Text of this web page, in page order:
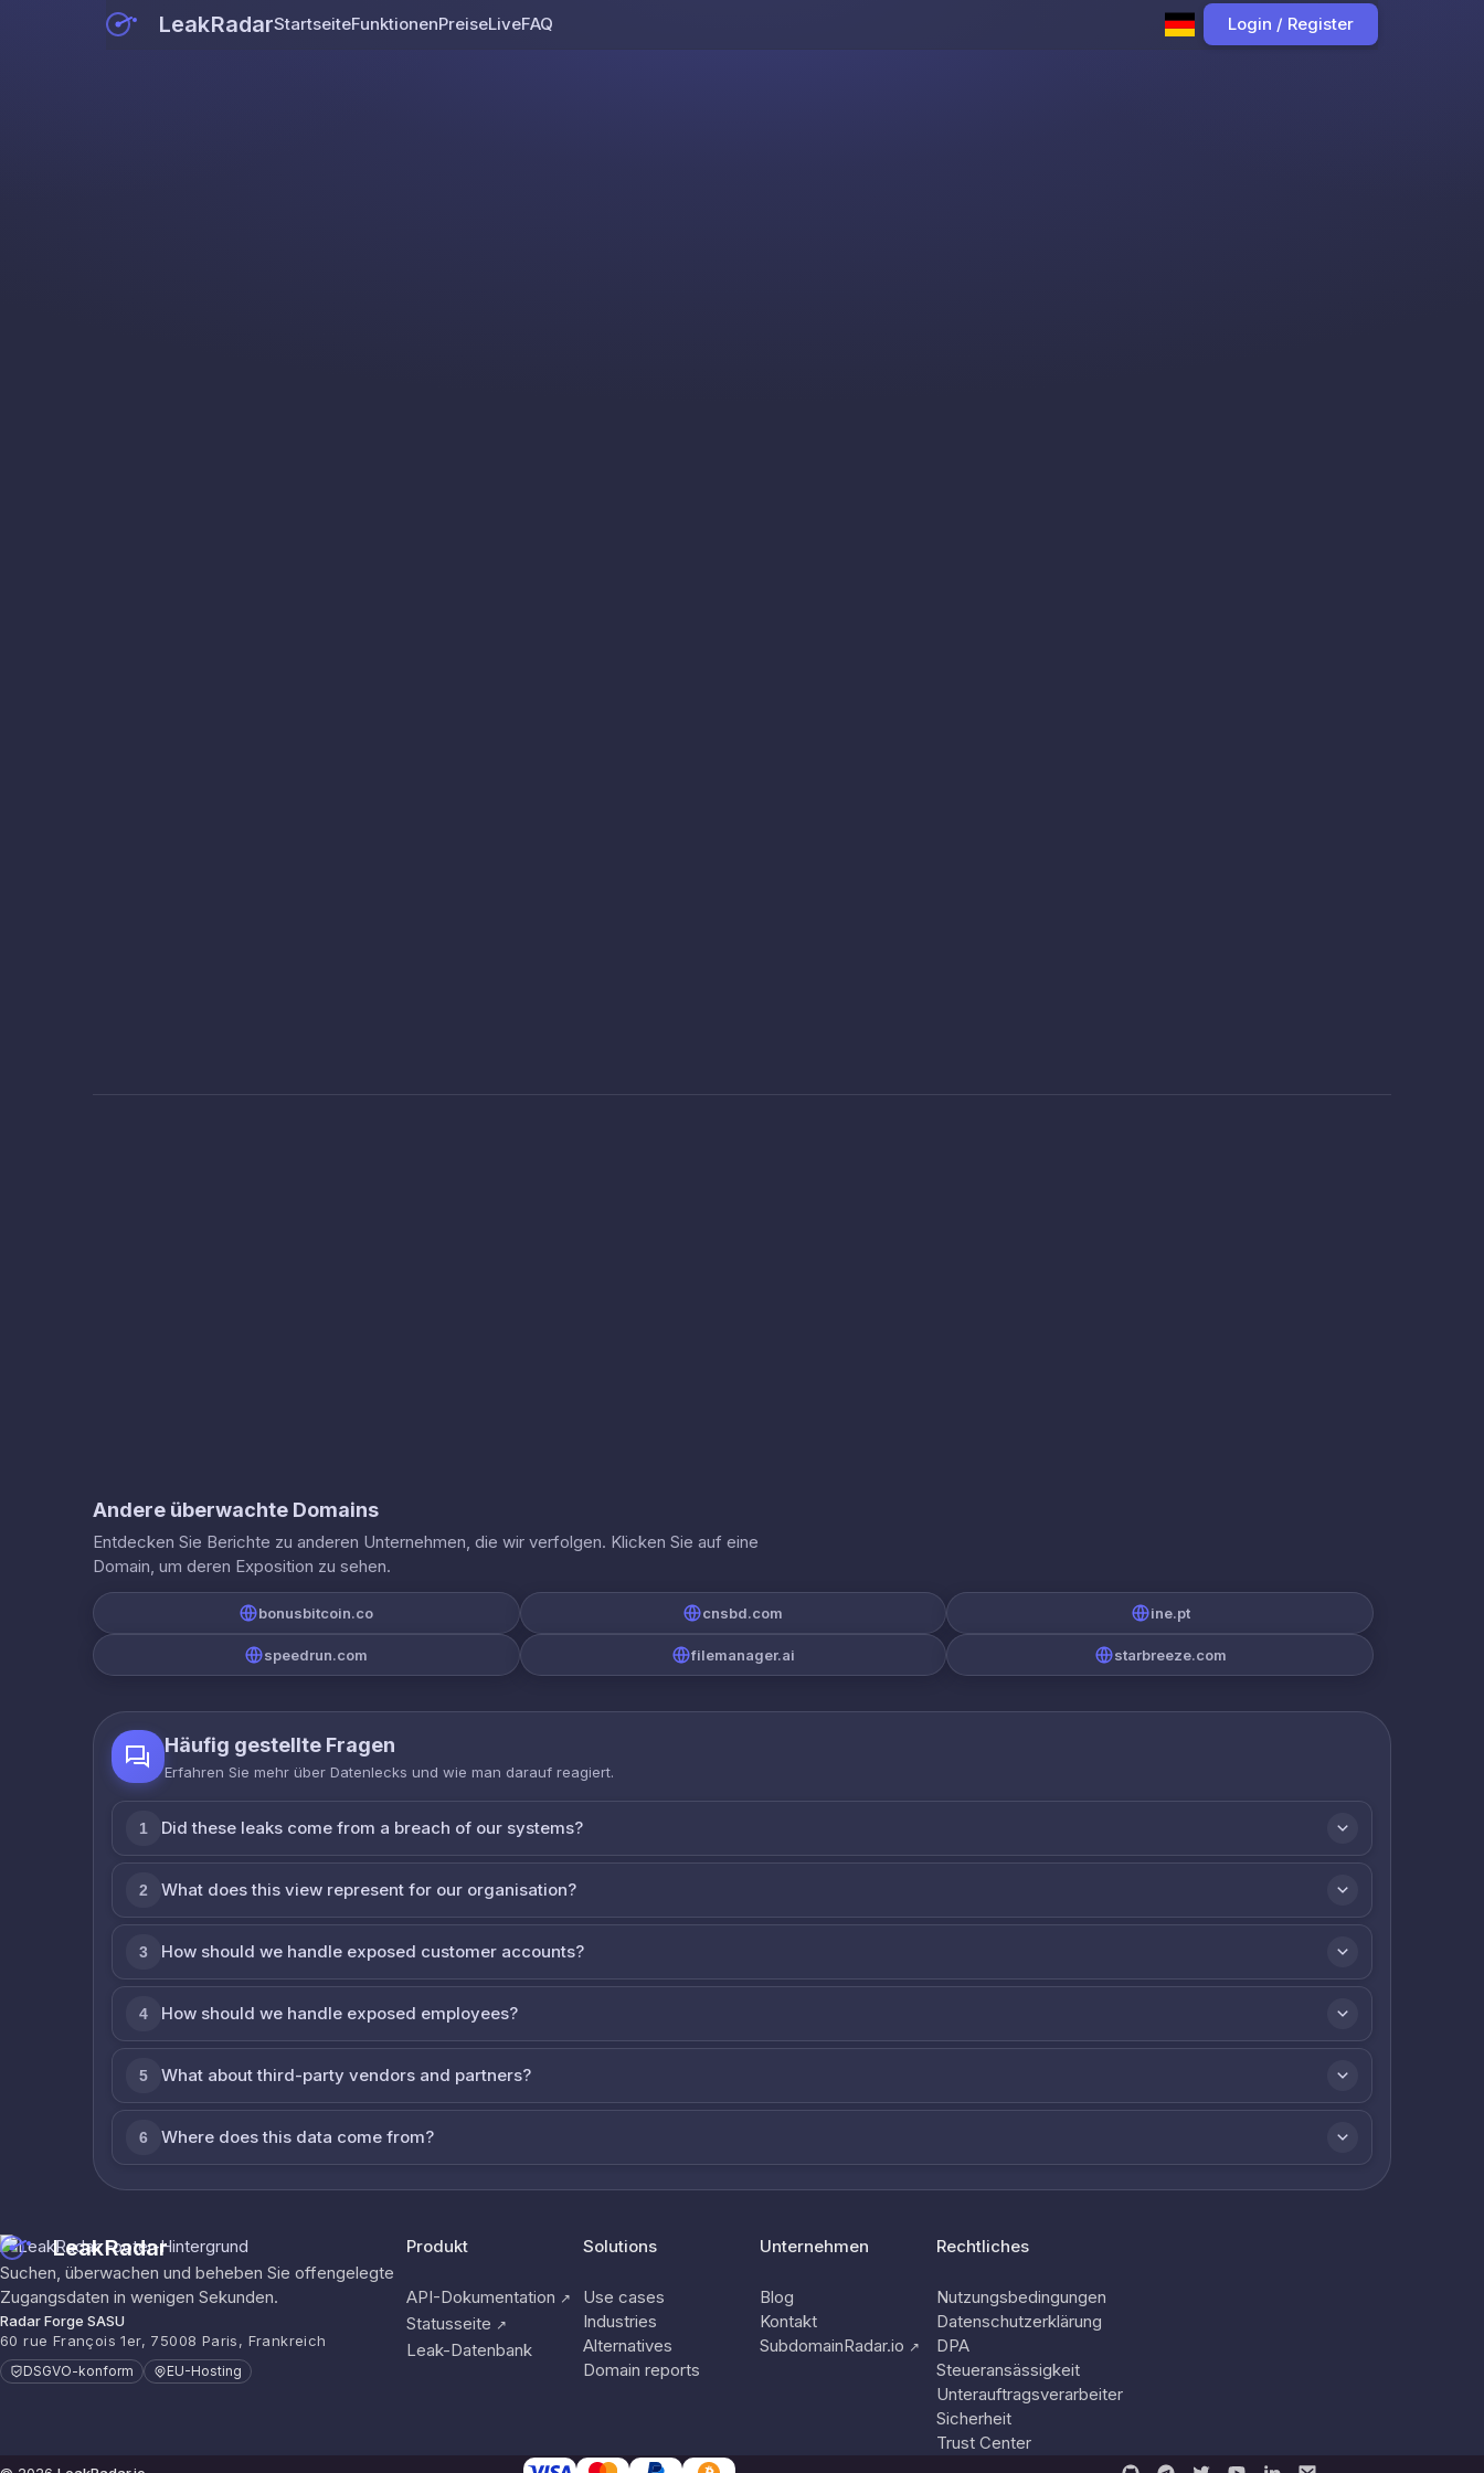
LeakRadarStartseiteFunktionenPreiseLiveFAQ Login / Register
Andere überwachte Domains
Entdecken Sie Berichte zu anderen Unternehmen, die wir verfolgen. Klicken Sie auf eine
Domain, um deren Exposition zu sehen.
bonusbitcoin.co cnsbd.com ine.pt
speedrun.com filemanager.ai starbreeze.com
Häufig gestellte Fragen
Erfahren Sie mehr über Datenlecks und wie man darauf reagiert.
1 Did these leaks come from a breach of our systems?
2 What does this view represent for our organisation?
3 How should we handle exposed customer accounts?
4 How should we handle exposed employees?
5 What about third-party vendors and partners?
6 Where does this data come from?
LeakRadar
Suchen, überwachen und beheben Sie offengelegte
Zugangsdaten in wenigen Sekunden.
Radar Forge SASU
60 rue François 1er, 75008 Paris, Frankreich
DSGVO-konform EU-Hosting
Produkt
API-Dokumentation ↗
Statusseite ↗
Leak-Datenbank
Solutions
Use cases
Industries
Alternatives
Domain reports
Unternehmen
Blog
Kontakt
SubdomainRadar.io ↗
Rechtliches
Nutzungsbedingungen
Datenschutzerklärung
DPA
Steueransässigkeit
Unterauftragsverarbeiter
Sicherheit
Trust Center